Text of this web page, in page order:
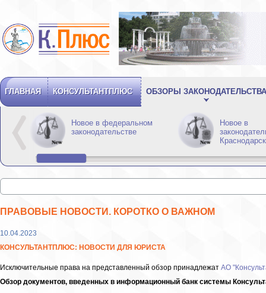
ГЛАВНАЯ КОНСУЛЬТАНТПЛЮС ОБЗОРЫ ЗАКОНОДАТЕЛЬСТВА
Новое в федеральном
законодательстве
Новое в
ПРАВОВЫЕ НОВОСТИ. КОРОТКО О ВАЖНОМ
10.04.2023
КОНСУЛЬТАНТПЛЮС: НОВОСТИ ДЛЯ ЮРИСТА
Исключительные права на представленный обзор принадлежат АО
Обзор документов, введенных в информационный банк системы